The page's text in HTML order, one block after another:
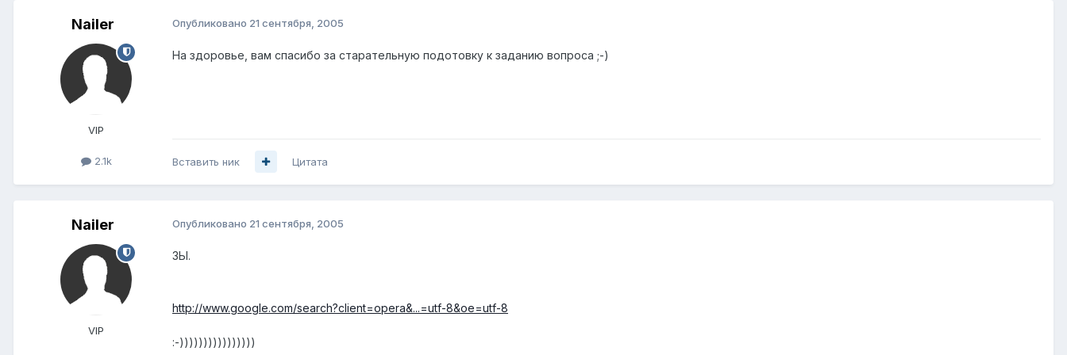
Nailer
VIP
2.1k
Опубликовано 21 сентября, 2005
На здоровье, вам спасибо за старательную подотовку к заданию вопроса ;-)
Вставить ник Цитата
Nailer
VIP
Опубликовано 21 сентября, 2005
ЗЫ.
http://www.google.com/search?client=opera&...=utf-8&oe=utf-8
:-))))))))))))))))